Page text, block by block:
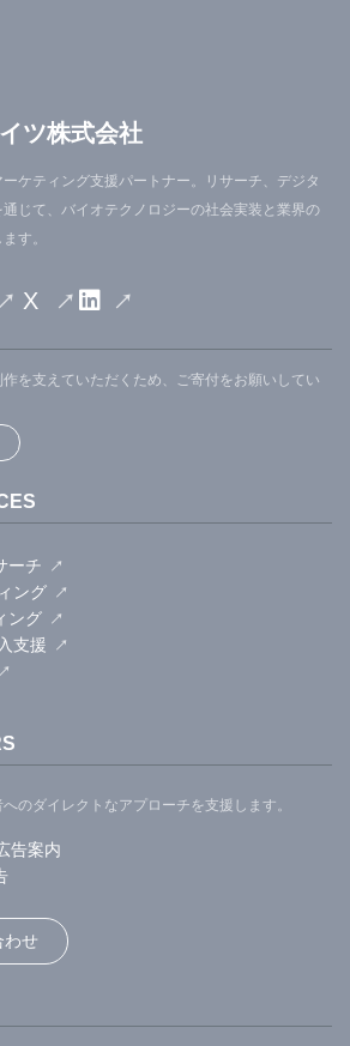
ツ株式会社
ケティング支援パートナー。リサーチ、デジタ
じて、バイオテクノロジーの社会実装と業界の
す。
X
を支えていただくため、ご寄付をお願いしてい
ーチ
ング
ング
支援
のダイレクトなアプローチを支援します。
告案内
わせ